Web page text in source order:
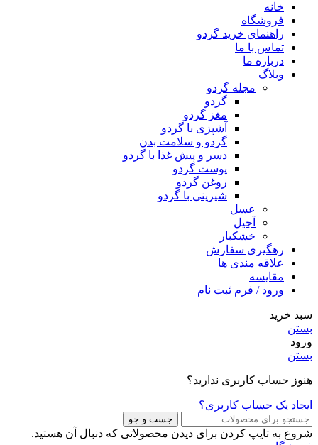
خانه
فروشگاه
راهنمای خرید گردو
تماس با ما
درباره ما
وبلاگ
مجله گردو
گردو
مغز گردو
آشپزی با گردو
گردو و سلامت بدن
دسر و پیش غذا با گردو
پوست گردو
روغن گردو
شیرینی با گردو
عسل
آجیل
خشکبار
رهگیری سفارش
علاقه مندی ها
مقایسه
ورود / فرم ثبت نام
سبد خرید
بستن
ورود
بستن
هنوز حساب کاربری ندارید؟
ایجاد یک حساب کاربری؟
جست و جو
شروع به تایپ کردن برای دیدن محصولاتی که دنبال آن هستید.